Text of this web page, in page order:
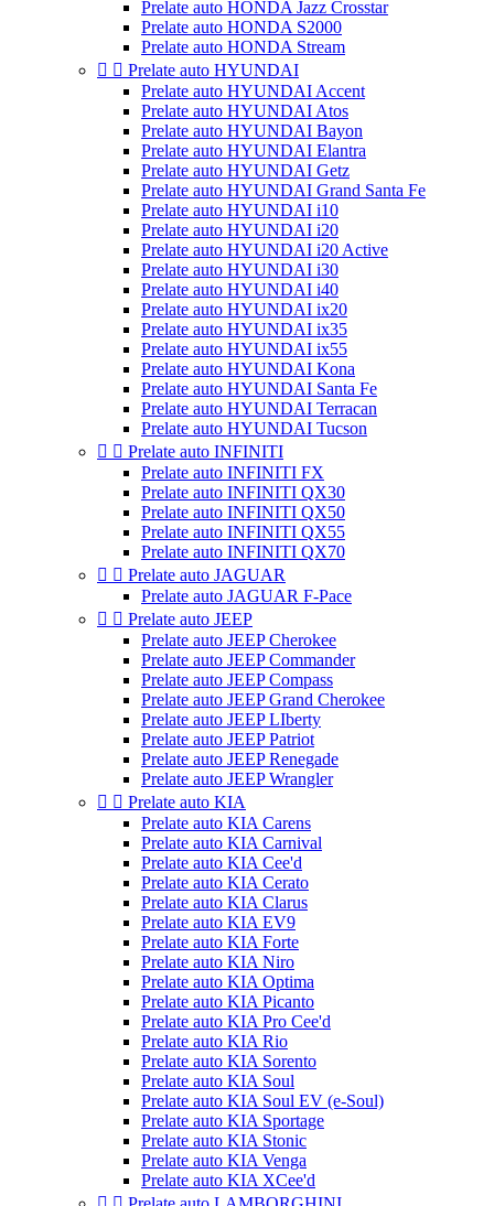
Prelate auto HONDA Jazz Crosstar
Prelate auto HONDA S2000
Prelate auto HONDA Stream
  Prelate auto HYUNDAI
Prelate auto HYUNDAI Accent
Prelate auto HYUNDAI Atos
Prelate auto HYUNDAI Bayon
Prelate auto HYUNDAI Elantra
Prelate auto HYUNDAI Getz
Prelate auto HYUNDAI Grand Santa Fe
Prelate auto HYUNDAI i10
Prelate auto HYUNDAI i20
Prelate auto HYUNDAI i20 Active
Prelate auto HYUNDAI i30
Prelate auto HYUNDAI i40
Prelate auto HYUNDAI ix20
Prelate auto HYUNDAI ix35
Prelate auto HYUNDAI ix55
Prelate auto HYUNDAI Kona
Prelate auto HYUNDAI Santa Fe
Prelate auto HYUNDAI Terracan
Prelate auto HYUNDAI Tucson
  Prelate auto INFINITI
Prelate auto INFINITI FX
Prelate auto INFINITI QX30
Prelate auto INFINITI QX50
Prelate auto INFINITI QX55
Prelate auto INFINITI QX70
  Prelate auto JAGUAR
Prelate auto JAGUAR F-Pace
  Prelate auto JEEP
Prelate auto JEEP Cherokee
Prelate auto JEEP Commander
Prelate auto JEEP Compass
Prelate auto JEEP Grand Cherokee
Prelate auto JEEP LIberty
Prelate auto JEEP Patriot
Prelate auto JEEP Renegade
Prelate auto JEEP Wrangler
  Prelate auto KIA
Prelate auto KIA Carens
Prelate auto KIA Carnival
Prelate auto KIA Cee'd
Prelate auto KIA Cerato
Prelate auto KIA Clarus
Prelate auto KIA EV9
Prelate auto KIA Forte
Prelate auto KIA Niro
Prelate auto KIA Optima
Prelate auto KIA Picanto
Prelate auto KIA Pro Cee'd
Prelate auto KIA Rio
Prelate auto KIA Sorento
Prelate auto KIA Soul
Prelate auto KIA Soul EV (e-Soul)
Prelate auto KIA Sportage
Prelate auto KIA Stonic
Prelate auto KIA Venga
Prelate auto KIA XCee'd